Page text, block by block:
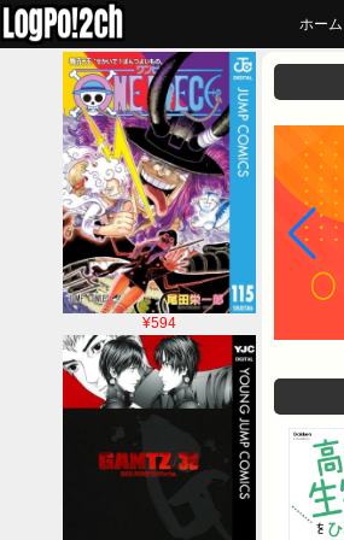
ホーム
¥594